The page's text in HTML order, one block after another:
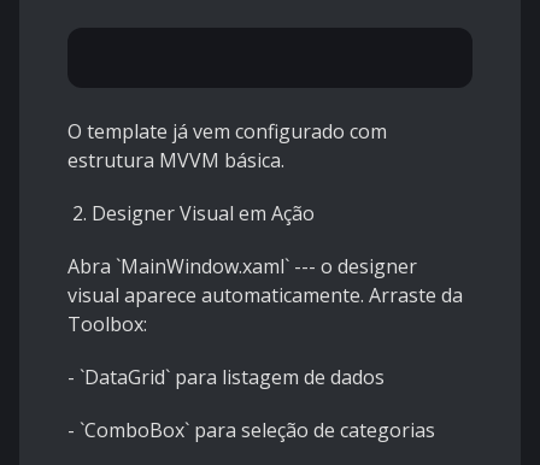
O template já vem configurado com
estrutura MVVM básica.
2. Designer Visual em Ação
Abra `MainWindow.xaml` --- o designer
visual aparece automaticamente. Arraste da
Toolbox:
- `DataGrid` para listagem de dados
- `ComboBox` para seleção de categorias